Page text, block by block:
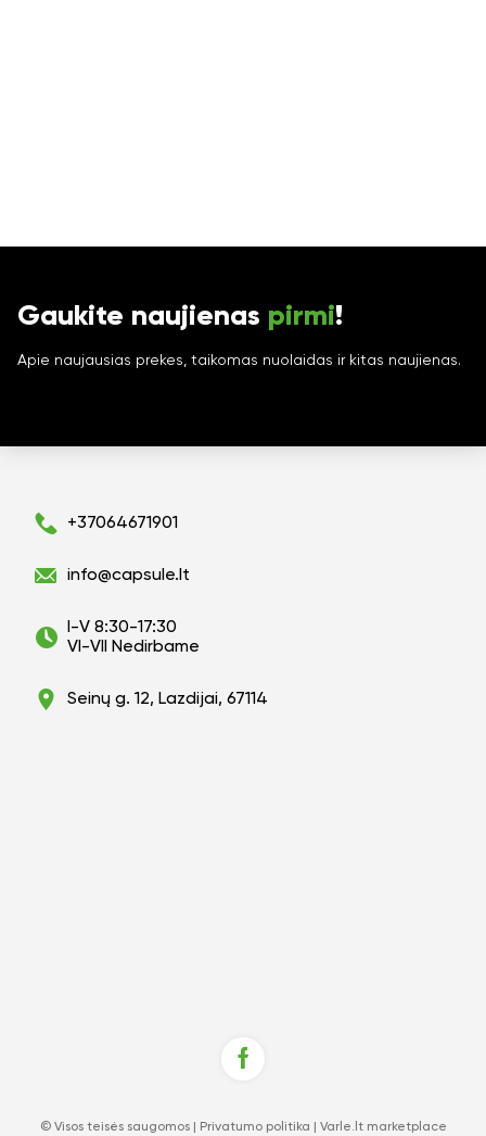
Gaukite naujienas pirmi!
Apie naujausias prekes, taikomas nuolaidas ir kitas naujienas.
+37064671901
info@capsule.lt
I-V 8:30-17:30
VI-VII Nedirbame
Seinų g. 12, Lazdijai, 67114
© Visos teisės saugomos | Privatumo politika Varle.lt marketplace